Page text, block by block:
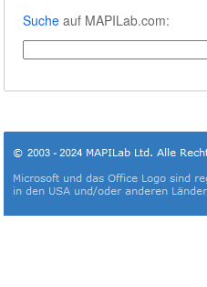
Suche auf MAPILab.com: